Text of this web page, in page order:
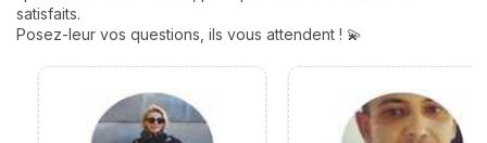
satisfaits.
Posez-leur vos questions, ils vous attendent ! 💫